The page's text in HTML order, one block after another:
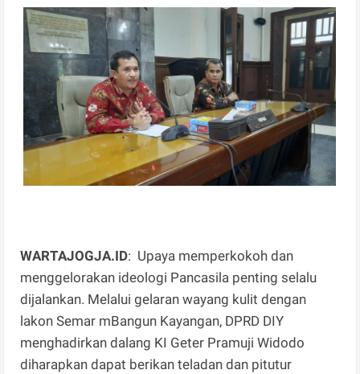
WARTAJOGJA.ID: Upaya memperkokoh dan
menggelorakan ideologi Pancasila penting selalu
dijalankan. Melalui gelaran wayang kulit dengan
lakon Semar mBangun Kayangan, DPRD DIY
menghadirkan dalang KI Geter Pramuji Widodo
diharapkan dapat berikan teladan dan pitutur